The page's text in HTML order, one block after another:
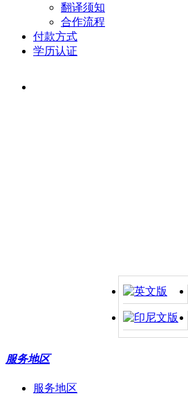
翻译须知
合作流程
付款方式
学历认证
服务地区
服务地区